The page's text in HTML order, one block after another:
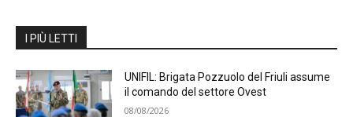
I PIÙ LETTI
UNIFIL: Brigata Pozzuolo del Friuli assume
il comando del settore Ovest
08/08/2026